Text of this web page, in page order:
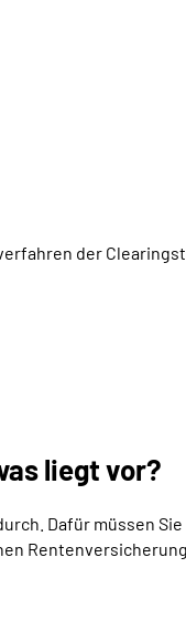
der
liegt vor?
Dafür müssen
Rentenversicherung